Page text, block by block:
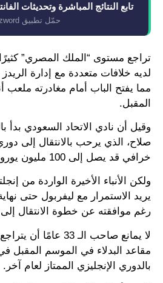
تابع النتائج المباشرة وتحديثات
حمّل تطبيق Fanzword
تراجع مستوى “الملك المصري”
لديه خلافات متعددة مع إدارة
مما يفتح الباب أمام مغادرته ملعب
المقبل.
وقيل أن نادي الاتحاد السعودي بدأ
صلاح، الذي يرحب بالانتقال إلى
خرافي قد يصل إلى 100 مليون يورو سنويًا.
ولكن الأنباء الأخيرة الواردة من
رغم موافقته عن خطوة الانتقال
لا يمانع صاحب الـ 33
مقاعد البدلاء في الموسم المقبل
بالدوري الإنجليزي الممتاز لعام آخر.